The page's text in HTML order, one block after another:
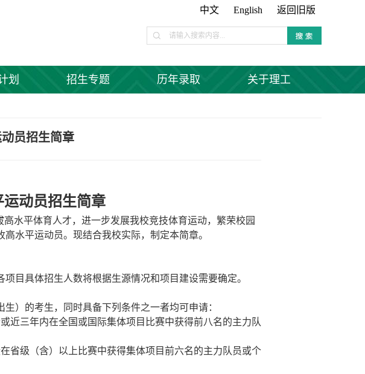
中文 English 返回旧版
划 招生专题 历年录取 关于理工
员招生简章
运动员招生简章
水平体育人才，进一步发展我校竞技体育运动，繁荣校园
水平运动员。现结合我校实际，制定本简章。
项目具体招生人数将根据生源情况和项目建设需要确定。
生）的考生，同时具备下列条件之一者均可申请：
近三年内在全国或国际集体项目比赛中获得前八名的主力队
省级（含）以上比赛中获得集体项目前六名的主力队员或个